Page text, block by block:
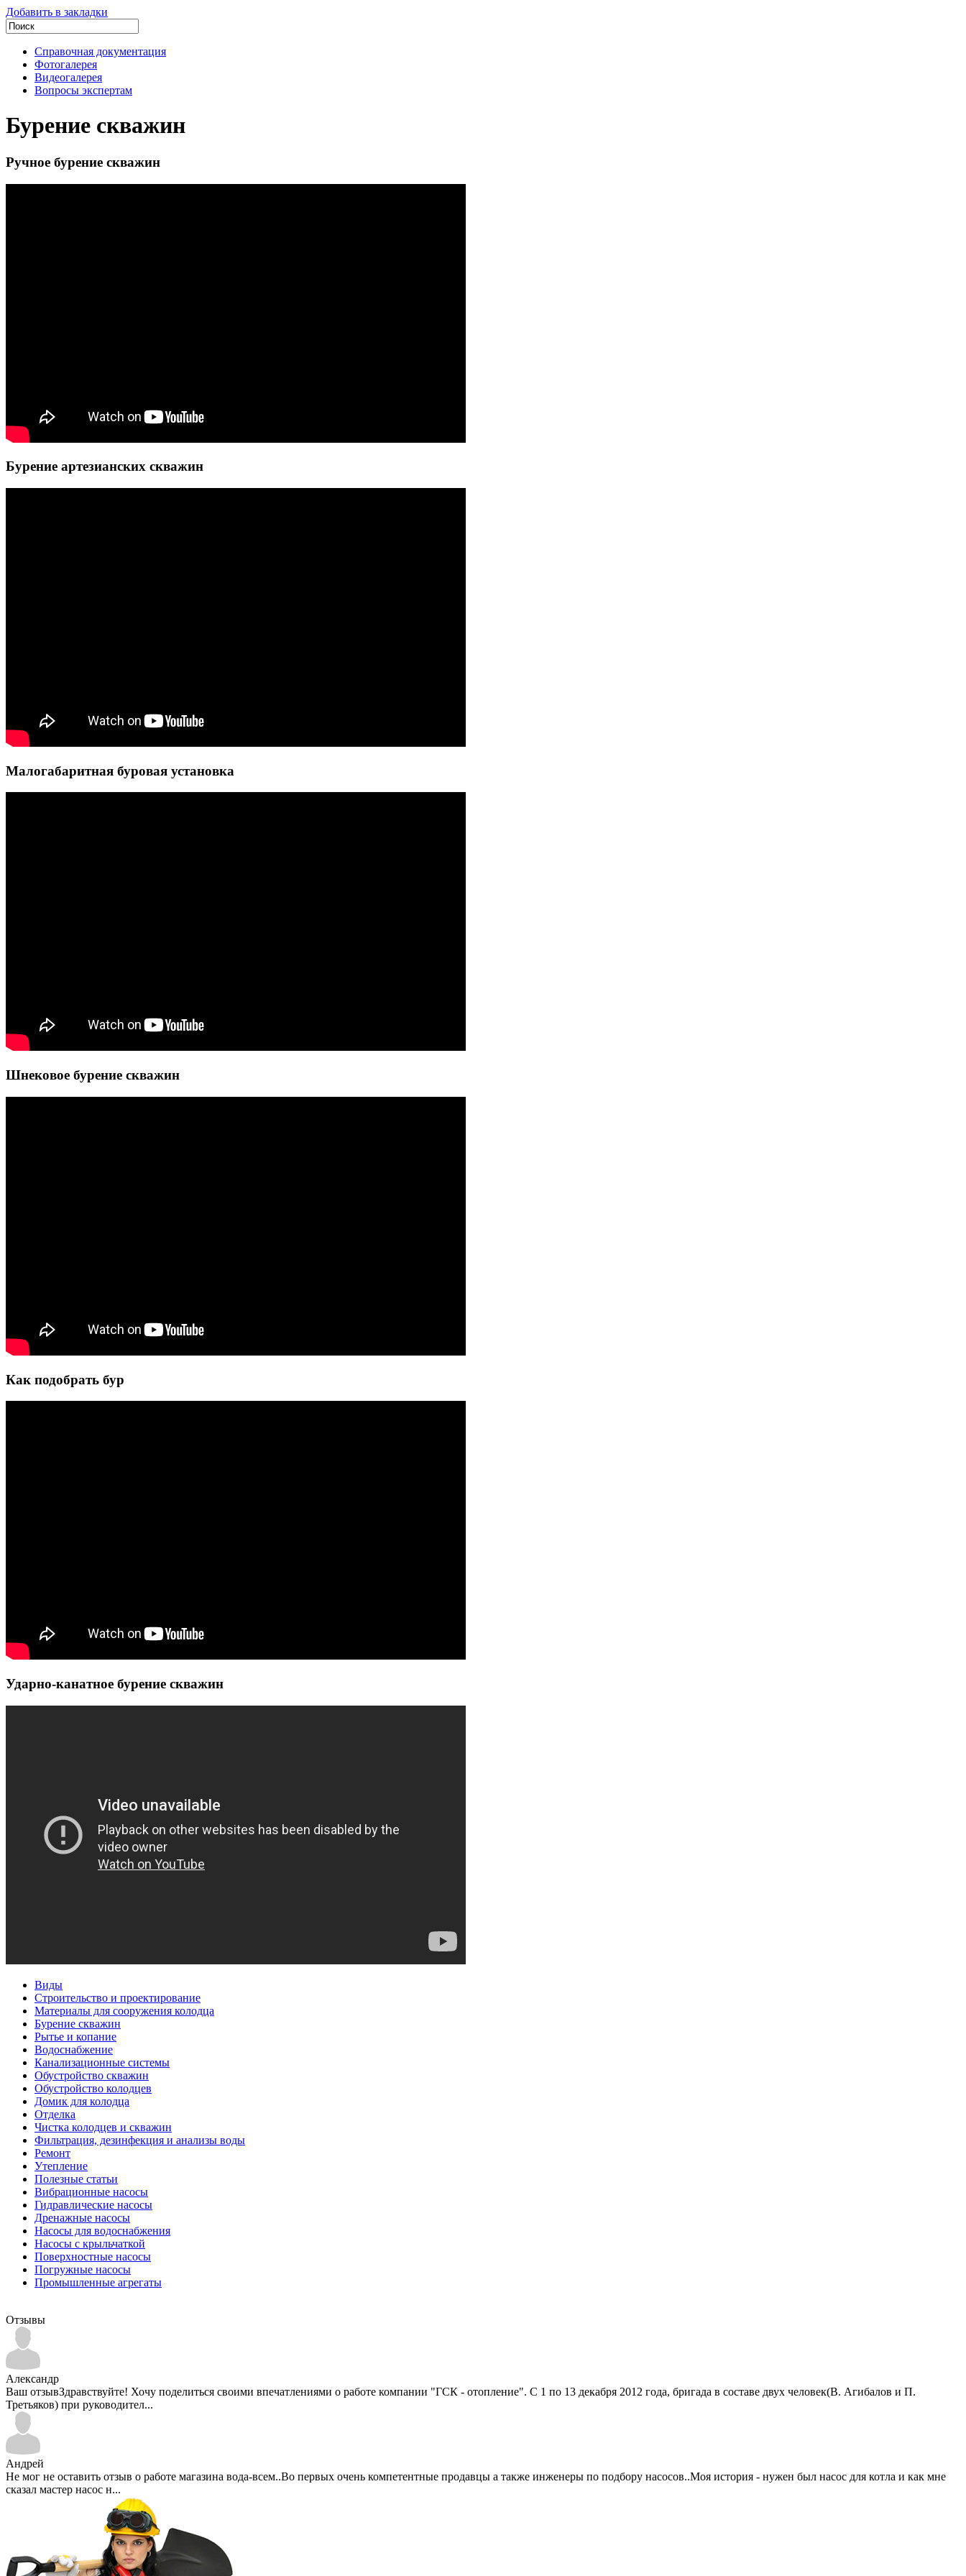
Добавить в закладки
Справочная документация
Фотогалерея
Видеогалерея
Вопросы экспертам
Бурение скважин
Ручное бурение скважин
Бурение артезианских скважин
Малогабаритная буровая установка
Шнековое бурение скважин
Как подобрать бур
Ударно-канатное бурение скважин
Виды
Строительство и проектирование
Материалы для сооружения колодца
Бурение скважин
Рытье и копание
Водоснабжение
Канализационные системы
Обустройство скважин
Обустройство колодцев
Домик для колодца
Отделка
Чистка колодцев и скважин
Фильтрация, дезинфекция и анализы воды
Ремонт
Утепление
Полезные статьи
Вибрационные насосы
Гидравлические насосы
Дренажные насосы
Насосы для водоснабжения
Насосы с крыльчаткой
Поверхностные насосы
Погружные насосы
Промышленные агрегаты
Отзывы
Александр
Ваш отзывЗдравствуйте! Хочу поделиться своими впечатлениями о работе компании "ГСК - отопление". С 1 по 13 декабря 2012 года, бригада в составе двух человек(В. Агибалов и П.
Третьяков) при руководител...
Андрей
Не мог не оставить отзыв о работе магазина вода-всем..Во первых очень компетентные продавцы а также инженеры по подбору насосов..Моя история - нужен был насос для котла и как мне
сказал мастер насос н...